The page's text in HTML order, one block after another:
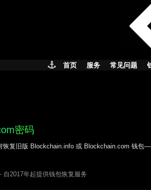
首页 服务 常见问题
密码
恢复旧版 Blockchain.info 或 Blockchain.com 钱
2017年起提供钱包恢复服务